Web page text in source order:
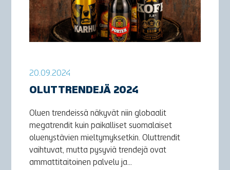
20.09.2024
OLUTTRENDEJÄ 2024
Oluen trendeissä näkyvät niin globaalit
megatrendit kuin paikalliset suomalaiset
oluenystävien mieltymyksetkin. Oluttrendit
vaihtuvat, mutta pysyviä trendejä ovat
ammattitaitoinen palvelu ja...